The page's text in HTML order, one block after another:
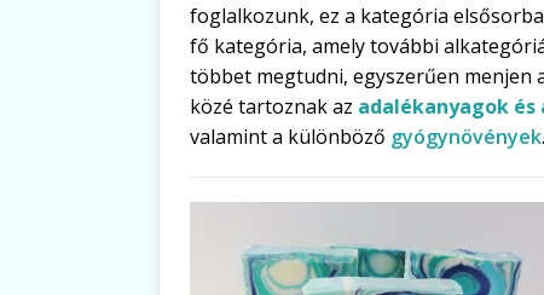
foglalkozunk, ez a kategória
fő kategória, amely további
többet megtudni, egyszerűen
közé tartoznak az adalékanyagok és
valamint a különböző gyógynövények.